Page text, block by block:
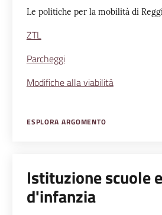
Le politiche per la mobilità di
ZTL
Parcheggi
Modifiche alla viabilità
ESPLORA ARGOMENTO
Istituzione scuole
d'infanzia